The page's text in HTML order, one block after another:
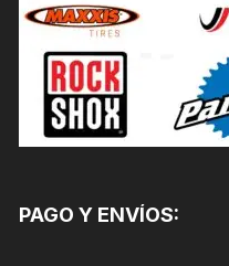
PAGO Y ENVÍOS: